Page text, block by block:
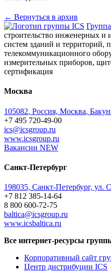
← Вернуться в архив
строительство инженерных
систем зданий и территорий,
телекоммуникационного
измерительных приборов,
сертификация
Москва
105082, Россия, Москва,
+7 495 720-49-00
ics@icsgroup.ru
www.icsgroup.ru
Вакансии NEW
Санкт-Петербург
198035, Санкт-Петербург, ул.
+7 812 385-14-64
8 800 600-72-75
baltica@icsgroup.ru
www.icsbaltica.ru
Все интернет-ресурсы
Корпоративный сайт
Центр дистрибуции ICS